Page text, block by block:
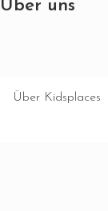
Über uns
Über Kidsplaces